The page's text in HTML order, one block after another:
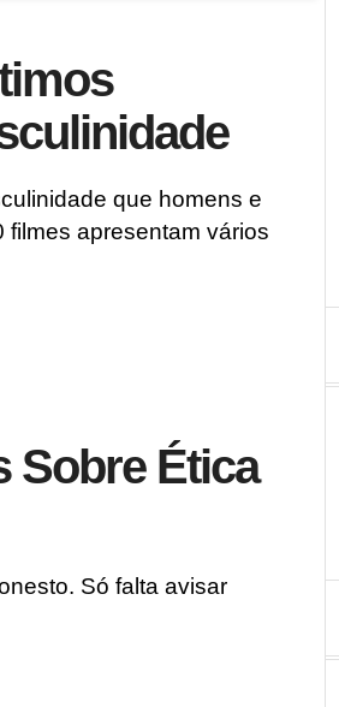
que homens e
apresentam vários
Sobre Ética
Só falta avisar